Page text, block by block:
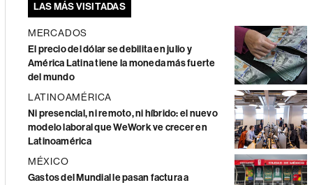
LAS MÁS VISITADAS
MERCADOS
El precio del dólar se debilita en julio y
América Latina tiene la moneda más fuerte
del mundo
LATINOAMÉRICA
Ni presencial, ni remoto, ni híbrido: el nuevo
modelo laboral que WeWork ve crecer en
Latinoamérica
MÉXICO
Gastos del Mundial le pasan factura a